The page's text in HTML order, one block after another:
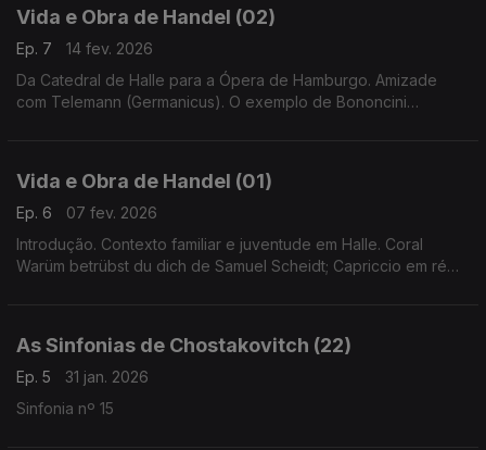
Vida e Obra de Handel (02)
Ep. 7
14 fev. 2026
Da Catedral de Halle para a Ópera de Hamburgo. Amizade
com Telemann (Germanicus). O exemplo de Bononcini
Vida e Obra de Handel (01)
Ep. 6
07 fev. 2026
Introdução. Contexto familiar e juventude em Halle. Coral
Warüm betrübst du dich de Samuel Scheidt; Capriccio em ré
As Sinfonias de Chostakovitch (22)
Ep. 5
31 jan. 2026
Sinfonia nº 15